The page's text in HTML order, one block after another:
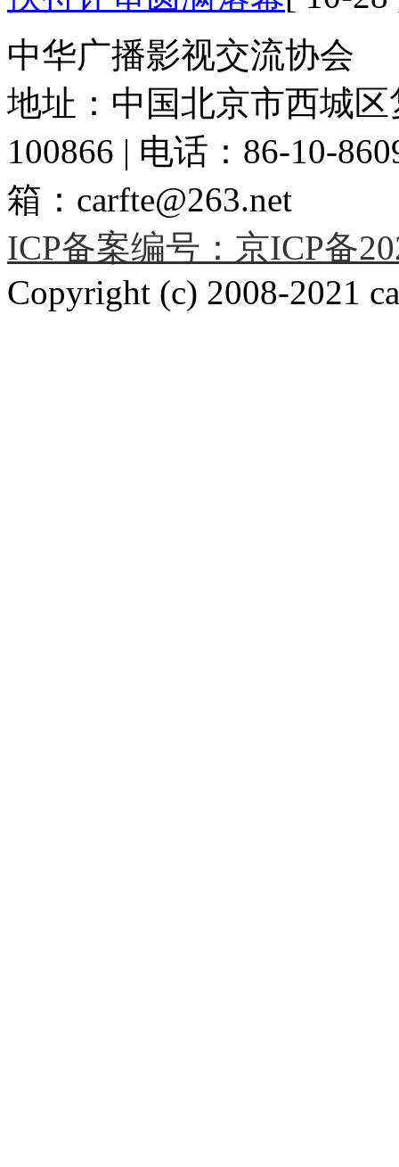
中华广播影视交流协会
地址：中国北京市西城
100866 | 电话：86-10-
箱：carfte@263.net
ICP备案编号：京ICP备
Copyright (c) 2008-2021